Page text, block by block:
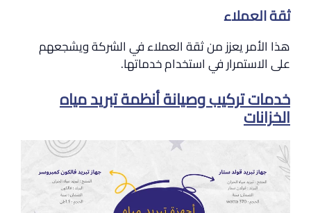
ثقة العملاء
هذا الأمر يعزز من ثقة العملاء في الشركة ويشجعهم
على الاستمرار في استخدام خدماتها.
خدمات تركيب وصيانة أنظمة تبريد مياه
الخزانات